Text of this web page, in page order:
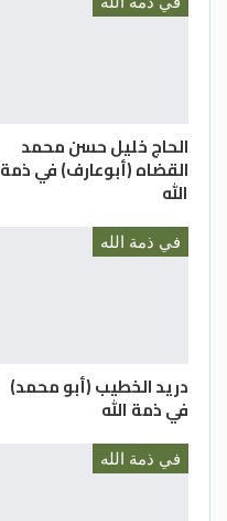
الحاج خليل حسن محمد
القضاه (أبوعارف) في ذمة
الله
في ذمة الله
دريد الخطيب (أبو محمد)
في ذمة الله
في ذمة الله